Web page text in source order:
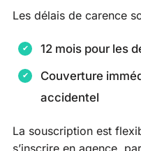
Les délais de carence
12 mois pour les
Couverture
accidentel
La souscription est
s’inscrire en agence,